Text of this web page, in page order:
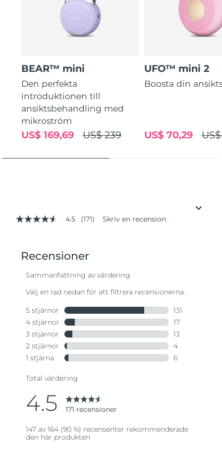
BEAR™ mini
Den perfekta
introduktionen till
ansiktsbehandling med
mikroström
US$ 239
US$ 169,69
UFO™ mini 2
Boosta din
US$ 70,29
4.5
genomsnittligt
betyg.
171
Länk
samma
sida.
4.5 (171) Skriv en recension